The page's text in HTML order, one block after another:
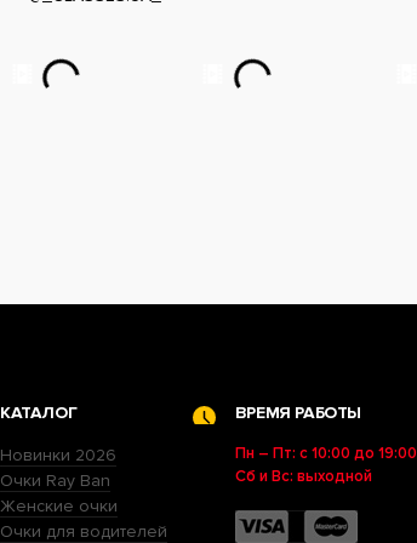
КАТАЛОГ
Новинки 2026
Очки Ray Ban
Женские очки
Очки для водителей
ВРЕМЯ РАБОТЫ
Пн – Пт: с 10:00 до 19:00
Сб и Вс: выходной